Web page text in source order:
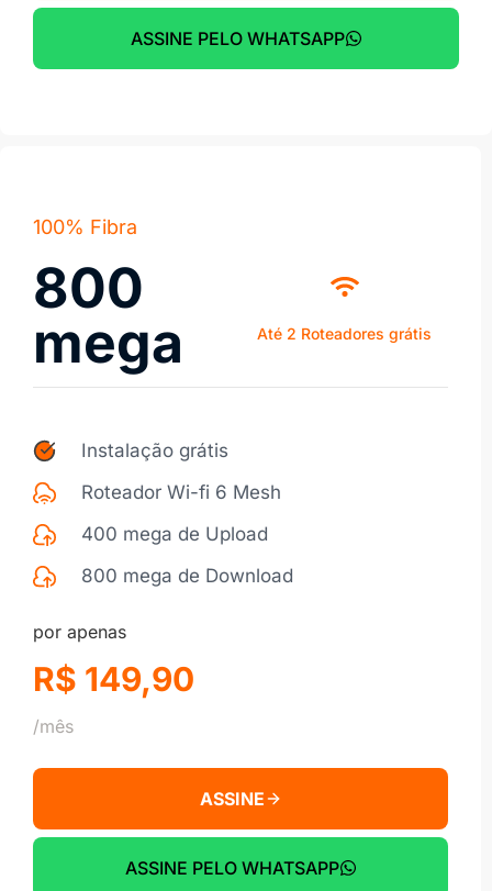
ASSINE PELO WHATSAPP
100% Fibra
800
mega
Até 2 Roteadores grátis
Instalação grátis
Roteador Wi-fi 6 Mesh
400 mega de Upload
800 mega de Download
por apenas
R$ 149,90
/mês
ASSINE
ASSINE PELO WHATSAPP